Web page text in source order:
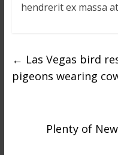
hendrerit ex massa
← Las Vegas bird
pigeons wearing
Plenty of